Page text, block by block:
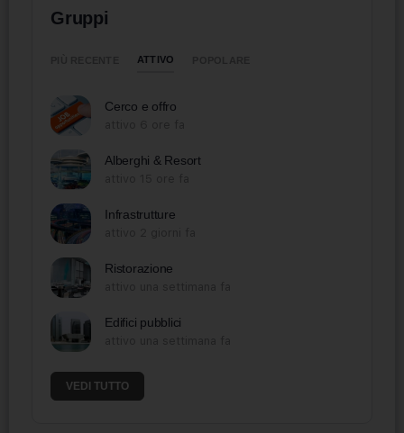
Gruppi
ATTIVO
Cerco e offro
Alberghi & Resort
Infrastrutture
Ristorazione
Edifici pubblici
VEDI TUTTO